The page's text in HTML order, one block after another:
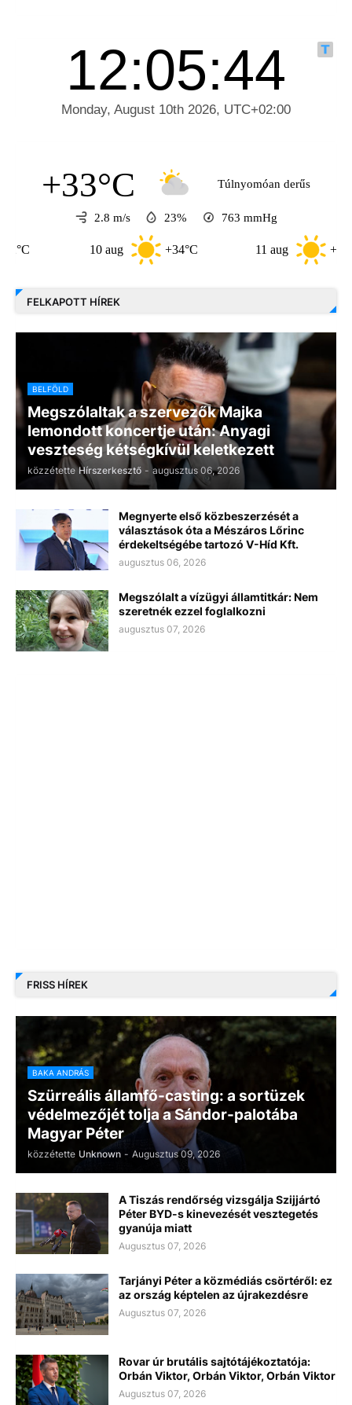
+33°C Túlnyomóan derűs
2.8 m/s 23% 763 mmHg
+34°C +36°C
FELKAPOTT HÍREK
BELFÖLD
Megszólaltak a szervezők Majka
lemondott koncertje után: Anyagi
veszteség kétségkívül keletkezett
közzétette Hírszerkesztő - augusztus 06, 2026
Megnyerte első közbeszerzését a
választások óta a Mészáros Lőrinc
érdekeltségébe tartozó V-Híd Kft.
augusztus 06, 2026
Megszólalt a vízügyi államtitkár: Nem
szeretnék ezzel foglalkozni
augusztus 07, 2026
FRISS HÍREK
BAKA ANDRÁS
Szürreális államfő-casting: a sortüzek
védelmezőjét tolja a Sándor-palotába
Magyar Péter
közzétette Unknown - Augusztus 09, 2026
A Tiszás rendőrség vizsgálja Szijjártó
Péter BYD-s kinevezését vesztegetés
gyanúja miatt
Augusztus 07, 2026
Tarjányi Péter a közmédiás csörtéről: ez
az ország képtelen az újrakezdésre
Augusztus 07, 2026
Rovar úr brutális sajtótájékoztatója:
Orbán Viktor, Orbán Viktor, Orbán Viktor
Augusztus 07, 2026